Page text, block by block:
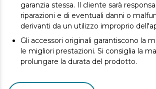
garanzia stessa. Il cliente sarà
riparazioni e di eventuali danni o
derivanti da un utilizzo improprio
Gli accessori originali garantiscono la
le migliori prestazioni. Si consiglia la
prolungare la durata del prodotto.